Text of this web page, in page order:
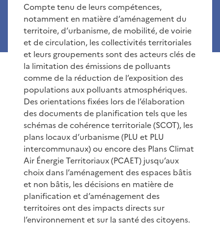
Compte tenu de leurs compétences,
notamment en matière d’aménagement du
territoire, d’urbanisme, de mobilité, de voirie
et de circulation, les collectivités territoriales
et leurs groupements sont des acteurs clés de
la limitation des émissions de polluants
comme de la réduction de l’exposition des
populations aux polluants atmosphériques.
Des orientations fixées lors de l’élaboration
des documents de planification tels que les
schémas de cohérence territoriale (SCOT), les
plans locaux d’urbanisme (PLU et PLU
intercommunaux) ou encore des Plans Climat
Air Énergie Territoriaux (PCAET) jusqu’aux
choix dans l’aménagement des espaces bâtis
et non bâtis, les décisions en matière de
planification et d’aménagement des
territoires ont des impacts directs sur
l’environnement et sur la santé des citoyens.